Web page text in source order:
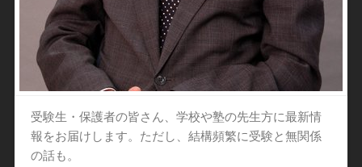
受験生・保護者の皆さん、学校や塾の先生方に最新情
報をお届けします。ただし、結構頻繁に受験と無関係
の話も。